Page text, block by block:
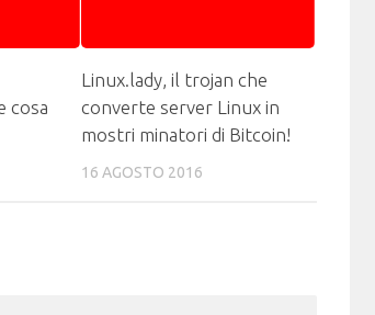
cosa
Linux.lady, il trojan che
converte server Linux in
mostri minatori di Bitcoin!
16 AGOSTO 2016